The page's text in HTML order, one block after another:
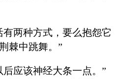
有两种方式，要么抱怨它
棘中跳舞。”
后应该神经大条一点。”